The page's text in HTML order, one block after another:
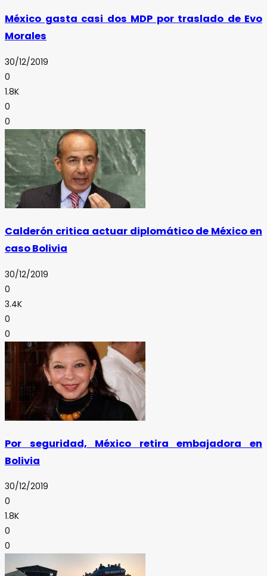
México gasta casi dos MDP por traslado de Evo
Morales
30/12/2019
0
1.8K
0
0
Calderón critica actuar diplomático de México en
caso Bolivia
30/12/2019
0
3.4K
0
0
Por seguridad, México retira embajadora en
Bolivia
30/12/2019
0
1.8K
0
0